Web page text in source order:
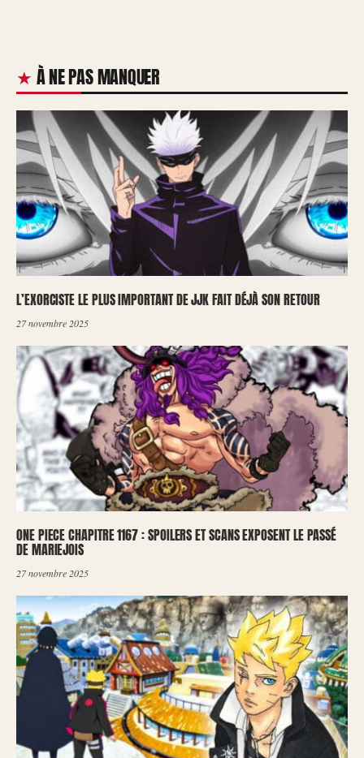
À NE PAS MANQUER
L’EXORCISTE LE PLUS IMPORTANT DE JJK FAIT DÉJÀ SON RETOUR
27 novembre 2025
ONE PIECE CHAPITRE 1167 : SPOILERS ET SCANS EXPOSENT LE PASSÉ
DE MARIEJOIS
27 novembre 2025